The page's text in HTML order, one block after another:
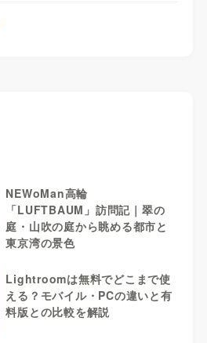
NEWoMan高輪
「LUFTBAUM」訪問記｜翠の
庭・山吹の庭から眺める都市と
東京湾の景色
Lightroomは無料でどこまで使
える？モバイル・PCの違いと有
料版との比較を解説